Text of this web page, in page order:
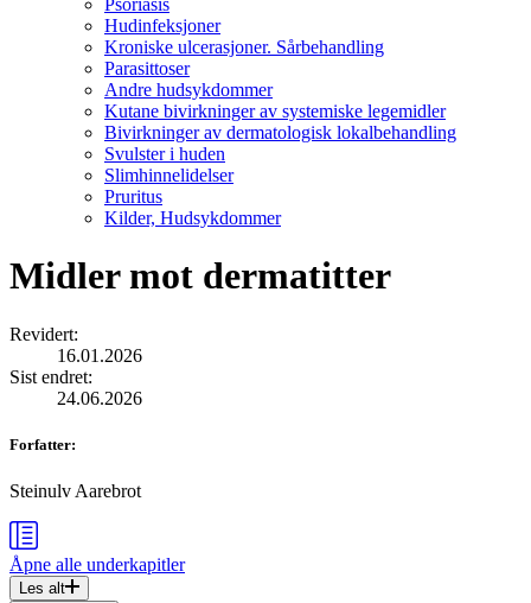
Psoriasis
Hudinfeksjoner
Kroniske ulcerasjoner. Sårbehandling
Parasittoser
Andre hudsykdommer
Kutane bivirkninger av systemiske legemidler
Bivirkninger av dermatologisk lokalbehandling
Svulster i huden
Slimhinnelidelser
Pruritus
Kilder, Hudsykdommer
Midler mot dermatitter
Revidert:
16.01.2026
Sist endret:
24.06.2026
Forfatter:
Steinulv Aarebrot
Åpne alle underkapitler
Les alt